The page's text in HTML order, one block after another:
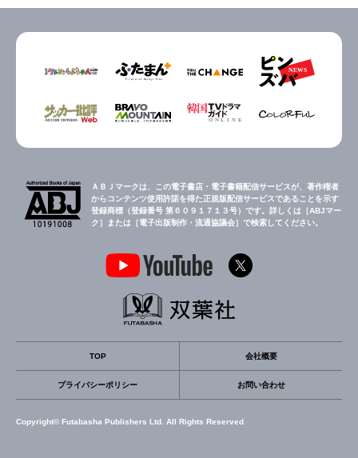
ＡＢＪマークは、この電子書店・電子書籍配信サービスが、著作権者
からコンテンツ使用許諾を得た正規版配信サービスであることを示す
登録商標（登録番号 第６０９１７１３号）です。詳しくは［ABJマー
ク］または［電子出版制作・流通協議会］で検索してください。
TOP 会社概要
プライバシーポリシー お問い合わせ
Copyright© Futabasha Publishers Ltd. All Rights Reserved